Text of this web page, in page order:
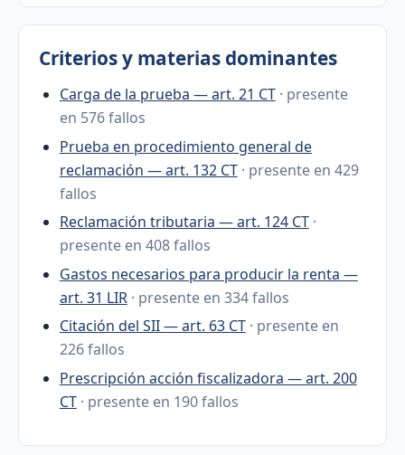
Criterios y materias dominantes
Carga de la prueba — art. 21 CT · presente
en 576 fallos
Prueba en procedimiento general de
reclamación — art. 132 CT · presente en 429
fallos
Reclamación tributaria — art. 124 CT ·
presente en 408 fallos
Gastos necesarios para producir la renta —
art. 31 LIR · presente en 334 fallos
Citación del SII — art. 63 CT · presente en
226 fallos
Prescripción acción fiscalizadora — art. 200
CT · presente en 190 fallos